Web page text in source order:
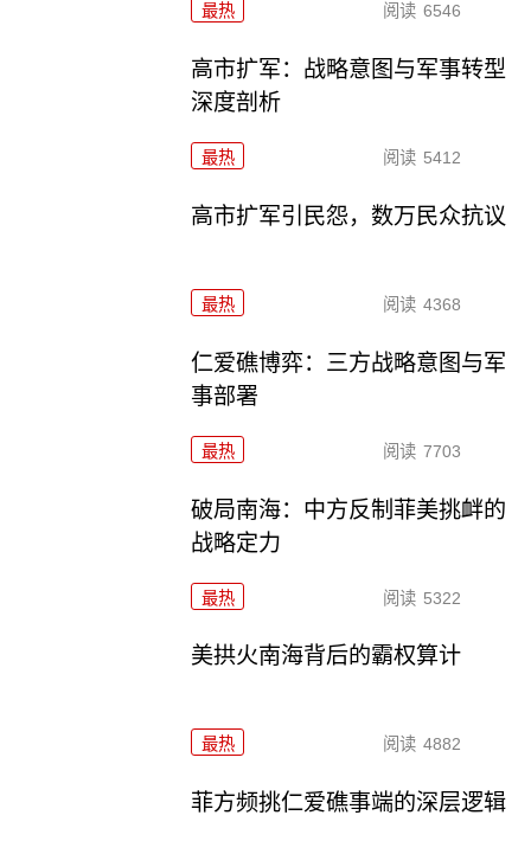
最热 阅读 6546
高市扩军：战略意图与军事转型
深度剖析
最热 阅读 5412
高市扩军引民怨，数万民众抗议
最热 阅读 4368
仁爱礁博弈：三方战略意图与军
事部署
最热 阅读 7703
破局南海：中方反制菲美挑衅的
战略定力
最热 阅读 5322
美拱火南海背后的霸权算计
最热 阅读 4882
菲方频挑仁爱礁事端的深层逻辑